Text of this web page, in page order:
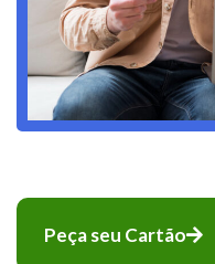
Peça seu Cartão